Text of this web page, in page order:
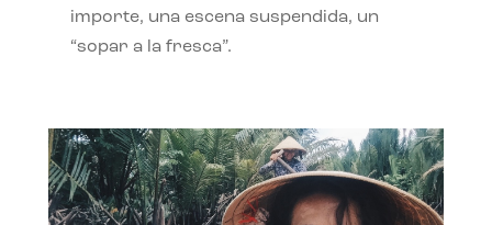
importe, una escena suspendida, un
“sopar a la fresca”.